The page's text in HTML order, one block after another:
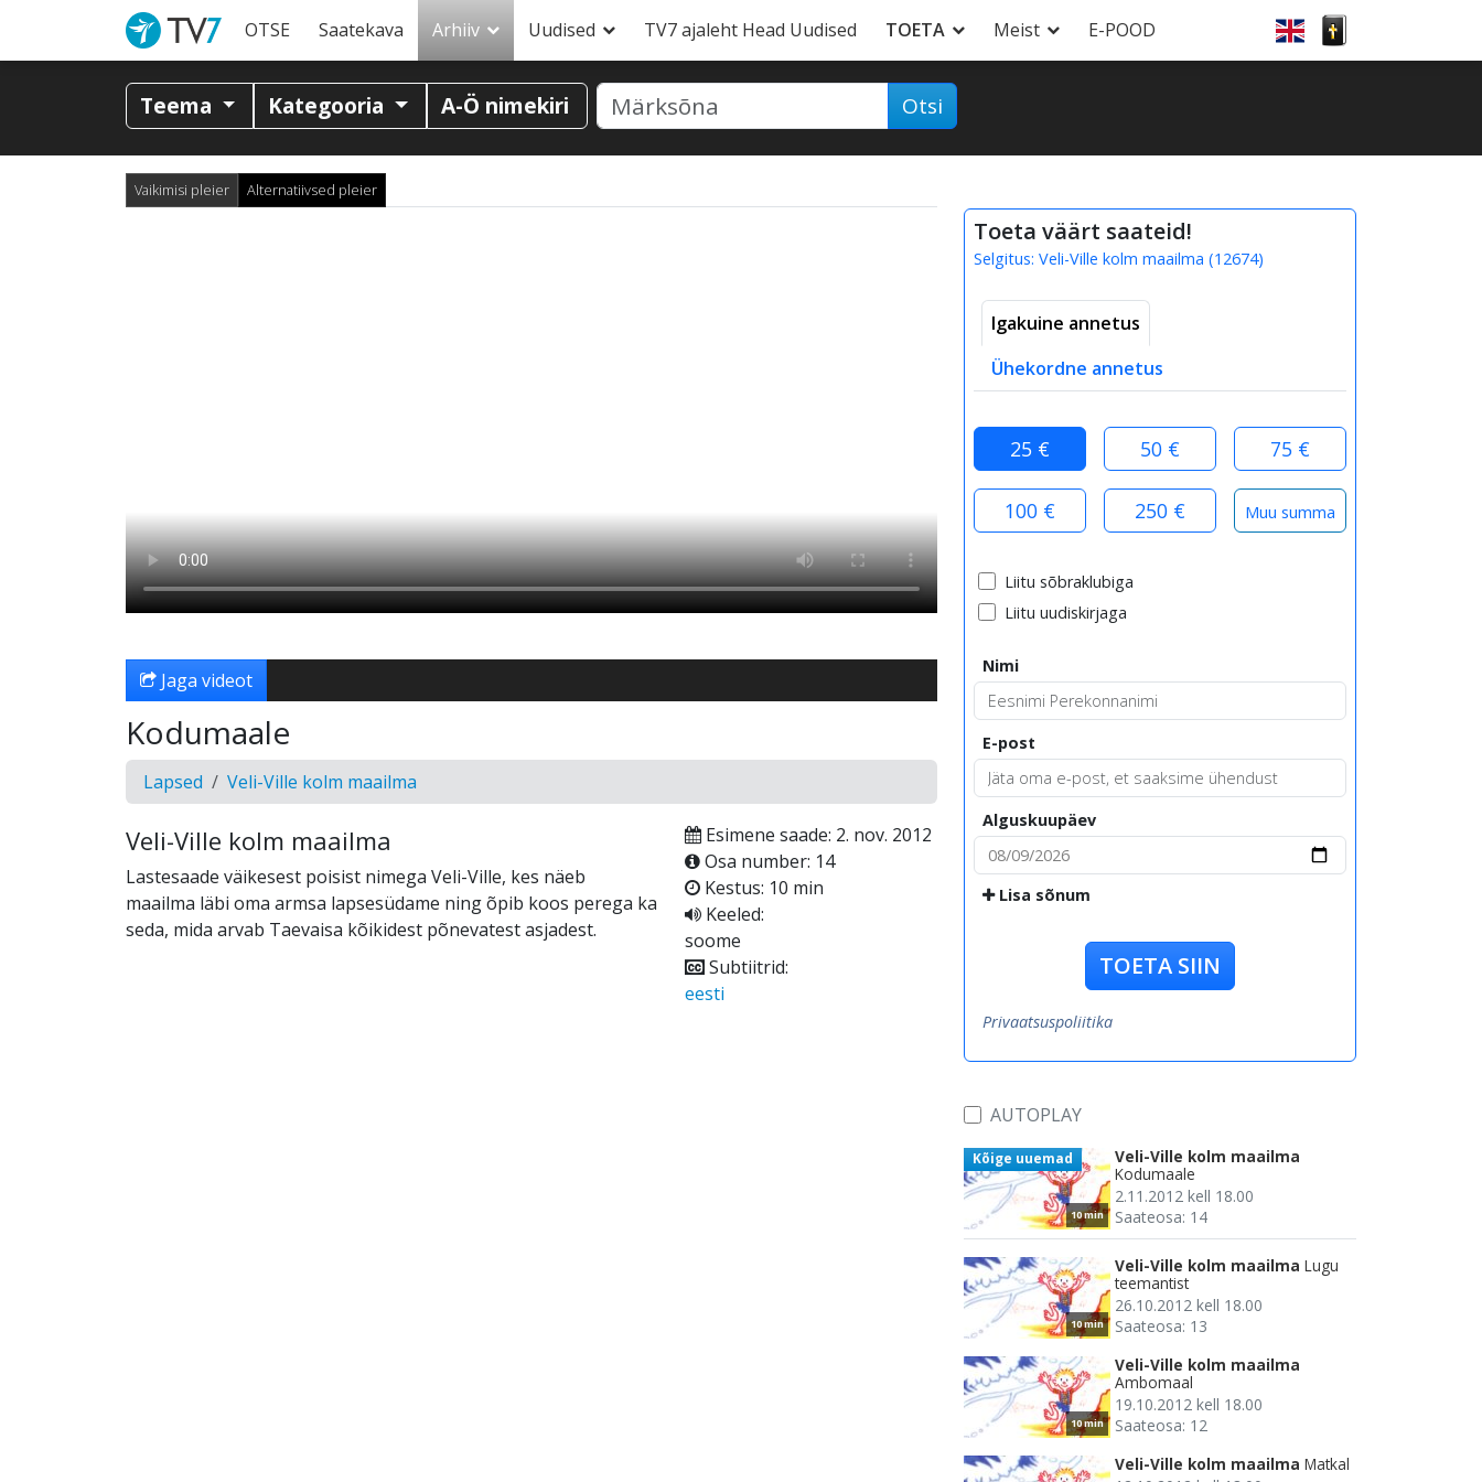
OTSE Saatekava Arhiiv Uudised TV7 ajaleht Head Uudised TOETA Meist E-POOD
Teema Kategooria A-Ö nimekiri Otsi
Vaikimisi pleier Alternatiivsed pleier
Jaga videot
Kodumaale
Lapsed Veli-Ville kolm maailma
Veli-Ville kolm maailma
Lastesaade väikesest poisist nimega Veli-Ville, kes näeb
maailma läbi oma armsa lapsesüdame ning õpib koos perega ka
seda, mida arvab Taevaisa kõikidest põnevatest asjadest.
Esimene saade: 2. nov. 2012
Osa number: 14
Kestus: 10 min
Keeled:
soome
Subtiitrid:
eesti
Toeta väärt saateid!
Selgitus: Veli-Ville kolm maailma (12674)
Igakuine annetus
Ühekordne annetus
25 € 50 € 75 €
100 € 250 €
Liitu sõbraklubiga
Liitu uudiskirjaga
Nimi
E-post
Alguskuupäev
Lisa sõnum
TOETA SIIN
Privaatsuspoliitika
AUTOPLAY
10 min
Kõige uuemad
Veli-Ville kolm maailma
Kodumaale
2.11.2012 kell 18.00
Saateosa: 14
10 min
Veli-Ville kolm maailma Lugu
teemantist
26.10.2012 kell 18.00
Saateosa: 13
10 min
Veli-Ville kolm maailma
Ambomaal
19.10.2012 kell 18.00
Saateosa: 12
Veli-Ville kolm maailma Matkal